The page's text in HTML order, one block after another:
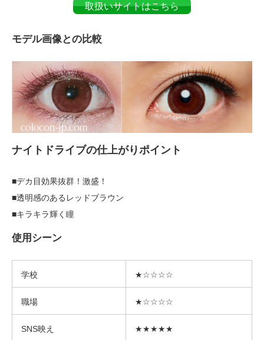
取扱いサイトはこちら
モデル画像との比較
ナイトドライブの仕上がりポイント
■デカ目効果抜群！激盛！
■透明感のあるレッドブラウン
■キラキラ輝く瞳
使用シーン
学校 ★☆☆☆☆
職場 ★☆☆☆☆
SNS映え ★★★★★